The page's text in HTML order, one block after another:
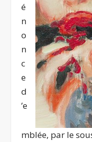
é
n
o
n
c
e
d
’e
mblée, par le